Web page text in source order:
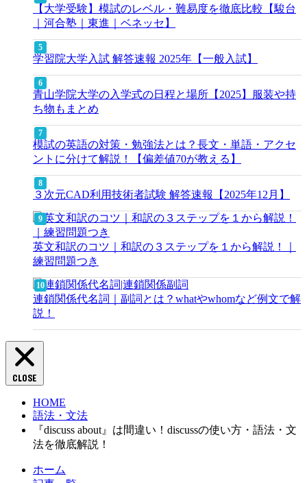
【大学受験】模試のレベル・難易度を徹底比較【駿台
｜河合塾｜東進｜ベネッセ】
学習院大学入試 解答速報 2025年【一般入試】
青山学院大学の入学式の日程と場所【2025】服装や持
ち物もまとめ
模試の英語の対策・勉強法とは？長文・単語・アクセ
ントに分けて解説！【偏差値70が教える】
３次元CAD利用技術者試験 解答速報【2025年12月】
英文和訳のコツ｜和訳の３ステップを１から解説！｜
練習問題つき
連鎖関係代名詞｜副詞とは？whatやwhomなど例文で解
説！
CLOSE
HOME
語法・文法
『discuss about』は間違い！discussの使い方・語法・文
法を徹底解説！
ホーム